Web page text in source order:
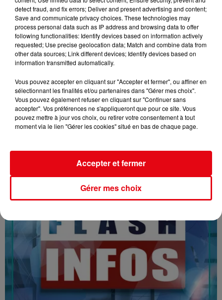
16/07/26 : LES INFORMATIONS
detect fraud, and fix errors; Deliver and present advertising and content;
Save and communicate privacy choices. These technologies may
process personal data such as IP address and browsing data to offer
following functionalities: Identify devices based on information actively
requested; Use precise geolocation data; Match and combine data from
other data sources; Link different devices; Identify devices based on
information transmitted automatically.
Vous pouvez accepter en cliquant sur "Accepter et fermer", ou affiner en
sélectionnant les finalités et/ou partenaires dans "Gérer mes choix".
Vous pouvez également refuser en cliquant sur "Continuer sans
accepter". Vos préférences ne s'appliqueront que pour ce site. Vous
pouvez mettre à jour vos choix, ou retirer votre consentement à tout
moment via le lien "Gérer les cookies" situé en bas de chaque page.
Gérer mes choix
Accepter et fermer